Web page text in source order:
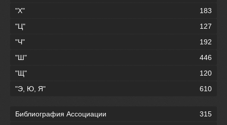
"Х"
183
"Ц"
127
"Ч"
192
"Ш"
446
"Щ"
120
"Э, Ю, Я"
610
Библиография Ассоциации
315